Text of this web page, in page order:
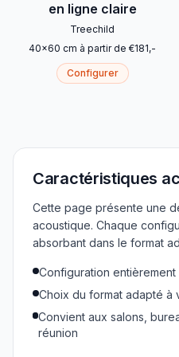
en ligne claire
Treechild
40x60 cm à partir de €181,-
Configurer
Caractéristiques
Cette page présente une
acoustique. Chaque
absorbant dans le format
Configuration
Choix du format adapté à
Convient aux salons,
réunion